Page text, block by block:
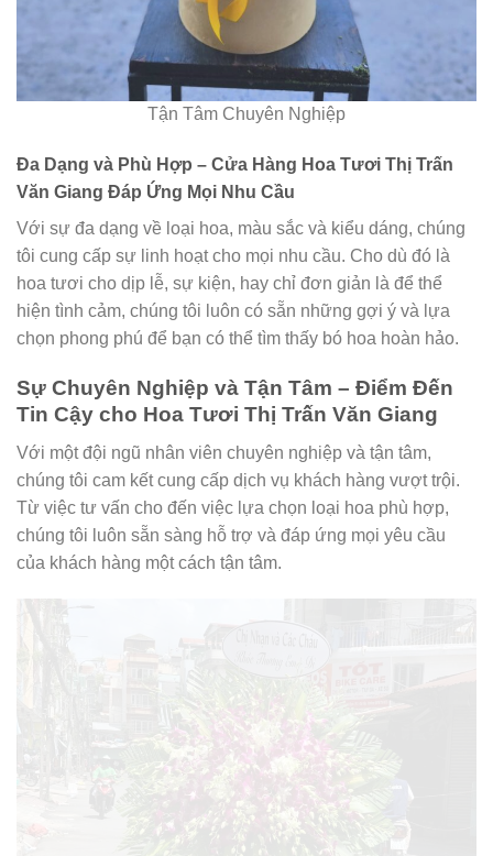
Tận Tâm Chuyên Nghiệp
Đa Dạng và Phù Hợp – Cửa Hàng Hoa Tươi Thị Trấn
Văn Giang Đáp Ứng Mọi Nhu Cầu
Với sự đa dạng về loại hoa, màu sắc và kiểu dáng, chúng
tôi cung cấp sự linh hoạt cho mọi nhu cầu. Cho dù đó là
hoa tươi cho dịp lễ, sự kiện, hay chỉ đơn giản là để thể
hiện tình cảm, chúng tôi luôn có sẵn những gợi ý và lựa
chọn phong phú để bạn có thể tìm thấy bó hoa hoàn hảo.
Sự Chuyên Nghiệp và Tận Tâm – Điểm Đến
Tin Cậy cho Hoa Tươi Thị Trấn Văn Giang
Với một đội ngũ nhân viên chuyên nghiệp và tận tâm,
chúng tôi cam kết cung cấp dịch vụ khách hàng vượt trội.
Từ việc tư vấn cho đến việc lựa chọn loại hoa phù hợp,
chúng tôi luôn sẵn sàng hỗ trợ và đáp ứng mọi yêu cầu
của khách hàng một cách tận tâm.